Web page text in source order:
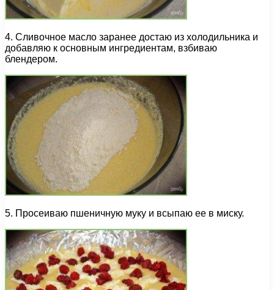
4. Сливочное масло заранее достаю из холодильника и
добавляю к основным ингредиентам, взбиваю
блендером.
5. Просеиваю пшеничную муку и всыпаю ее в миску.